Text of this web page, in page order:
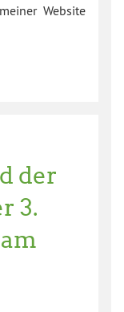
Website
der
3.